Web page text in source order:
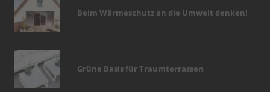
Beim Wärmeschutz an die Umwelt denken!
Grüne Basis für Traumterrassen